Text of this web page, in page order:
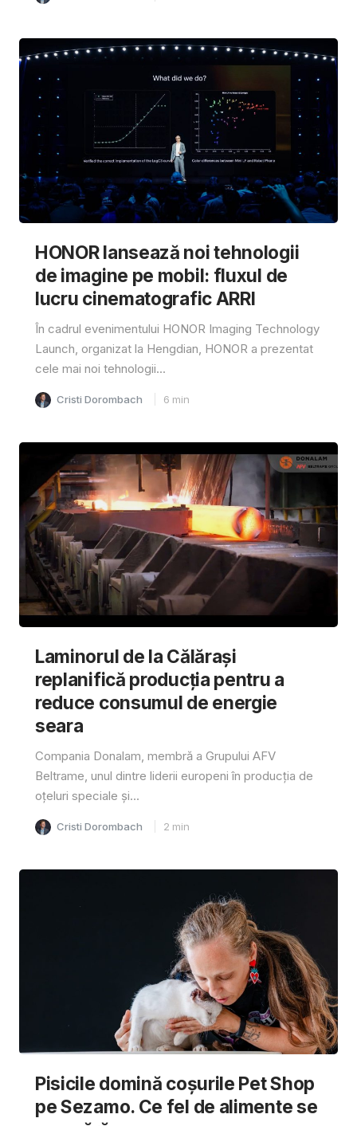
HONOR lansează noi tehnologii
de imagine pe mobil: fluxul de
lucru cinematografic ARRI
În cadrul evenimentului HONOR Imaging Technology
Launch, organizat la Hengdian, HONOR a prezentat
cele mai noi tehnologii...
Cristi Dorombach 6 min
Laminorul de la Călărași
replanifică producția pentru a
reduce consumul de energie
seara
Compania Donalam, membră a Grupului AFV
Beltrame, unul dintre liderii europeni în producția de
oțeluri speciale și...
Cristi Dorombach 2 min
Pisicile domină coșurile Pet Shop
pe Sezamo. Ce fel de alimente se